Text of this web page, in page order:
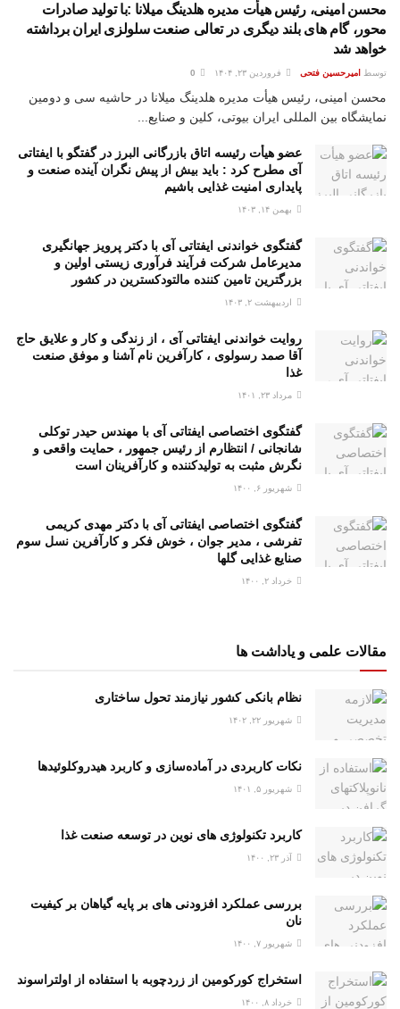
محسن امینی، رئیس هیأت مدیره هلدینگ میلانا :با تولید صادرات
محور، گام های بلند دیگری در تعالی صنعت سلولزی ایران برداشته
خواهد شد
توسط امیرحسین فتحی فروردین ۲۳, ۱۴۰۴
محسن امینی، رئیس هیأت مدیره هلدینگ میلانا در حاشیه سی و دومین
نمایشگاه بین المللی ایران بیوتی، کلین و صنایع...
عضو هیأت رئیسه اتاق بازرگانی البرز در گفتگو با ایفتاتی
آی مطرح کرد : باید بیش از پیش نگران آینده صنعت و
پایداری امنیت غذایی باشیم
بهمن ۱۴, ۱۴۰۳
گفتگوی خواندنی ایفتاتی آی با دکتر پرویز جهانگیری
مدیرعامل شرکت فرآیند فرآوری زیستی اولین و
بزرگترین تامین کننده مالتودکسترین در کشور
اردیبهشت ۲, ۱۴۰۳
روایت خواندنی ایفتاتی آی ، از زندگی و کار و علایق حاج
آقا صمد رسولوی ، کارآفرین نام آشنا و موفق صنعت
غذا
مرداد ۲۳, ۱۴۰۱
گفتگوی اختصاصی ایفتاتی آی با مهندس حیدر توکلی
شانجانی / انتظارم از رئیس جمهور ، حمایت واقعی و
نگرش مثبت به تولیدکننده و کارآفرینان است
شهریور ۶, ۱۴۰۰
گفتگوی اختصاصی ایفتاتی آی با دکتر مهدی کریمی
تفرشی ، مدیر جوان ، خوش فکر و کارآفرین نسل سوم
صنایع غذایی گلها
خرداد ۲, ۱۴۰۰
مقالات علمی و یاداشت ها
نظام بانکی کشور نیازمند تحول ساختاری
شهریور ۲۲, ۱۴۰۲
نکات کاربردی در آماده‌سازی و کاربرد هیدروکلوئیدها
شهریور ۵, ۱۴۰۱
کاربرد تکنولوژی های نوین در توسعه صنعت غذا
آذر ۲۳, ۱۴۰۰
بررسی عملکرد افزودنی های بر پایه گیاهان بر کیفیت
نان
شهریور ۷, ۱۴۰۰
استخراج کورکومین از زردچوبه با استفاده از اولتراسوند
خرداد ۸, ۱۴۰۰